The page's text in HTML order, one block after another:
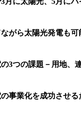
がら太陽光発電も
3つの課題－用地、
事業化を成功させる